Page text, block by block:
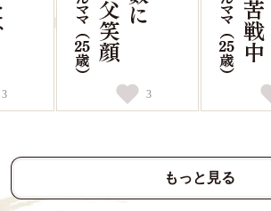
3 3
もっと見る